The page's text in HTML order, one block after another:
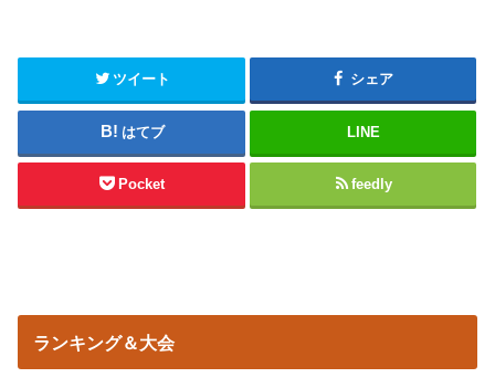
ツイート シェア
はてブ LINE
Pocket feedly
ランキング＆大会